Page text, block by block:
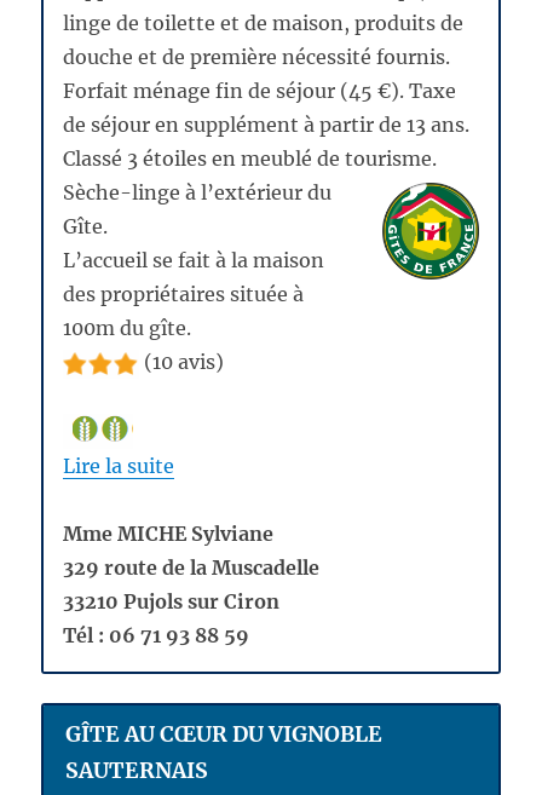
linge de toilette et de maison, produits de
douche et de première nécessité fournis.
Forfait ménage fin de séjour (45 €). Taxe
de séjour en supplément à partir de 13 ans.
Classé 3 étoiles en meublé de tourisme.
Sèche-linge à l’extérieurdu
Gîte.
L’accueil se fait à la maison
des propriétaires située à
100m du gîte.
(10 avis)
Lire la suite
Mme MICHE Sylviane
329 route de la Muscadelle
33210 Pujols sur Ciron
Tél : 06 71 93 88 59
GÎTE AU CŒUR DU VIGNOBLE
SAUTERNAIS